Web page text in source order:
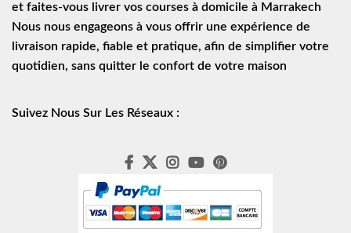
et faites-vous livrer vos courses à domicile à Marrakech
Nous nous engageons à vous offrir une expérience de
livraison rapide, fiable et pratique, afin de simplifier votre
quotidien, sans quitter le confort de votre maison
Suivez Nous Sur Les Réseaux :